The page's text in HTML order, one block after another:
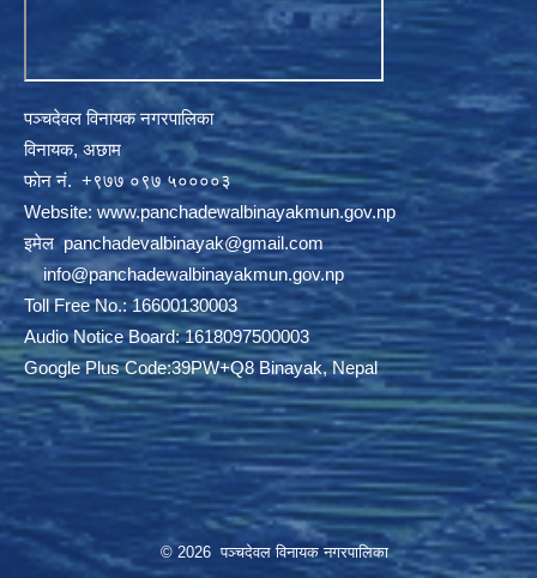
पञ्चदेवल विनायक नगरपालिका
विनायक, अछाम
फाेन नं‍‍‍‍. ‌+९७७ ०९७ ५००००३
Website: www.panchadewalbinayakmun.gov.np
इमेलpanchadevalbinayak@gmail.com
‌ ‌info@panchadewalbinayakmun.gov.np
Toll Free No.: 16600130003
Audio Notice Board: 1618097500003
Google Plus Code:39PW+Q8 Binayak, Nepal
© 2026 पञ्चदेवल विनायक नगरपालिका